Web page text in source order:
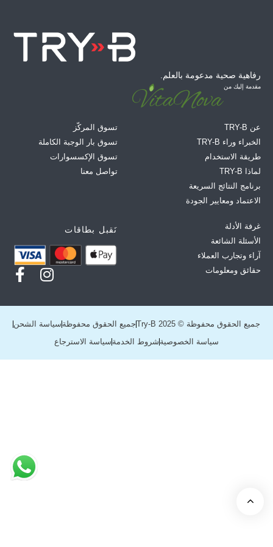
رفاهية صحية مدعومة بالعلم.
مقدمة إليك من
عن TRY-B
الخبراء وراء TRY-B
طريقة الاستخدام
لماذا TRY-B
برنامج النتائج السريعة
الاعتماد ومعايير الجودة
تسوق المركّز
تسوق بار الوجبة الكاملة
تسوق الإكسسوارات
تواصل معنا
غرفة الأدلة
الأسئلة الشائعة
آراء وتجارب العملاء
حقائق ومعلومات
نَقبل بطاقات
جميع الحقوق محفوظة © Try-B 2025 جميع الحقوق محفوظة سياسة الشحن
سياسة الخصوصية شروط الخدمة سياسة الاسترجاع